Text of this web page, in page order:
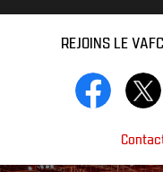
REJOINS LE